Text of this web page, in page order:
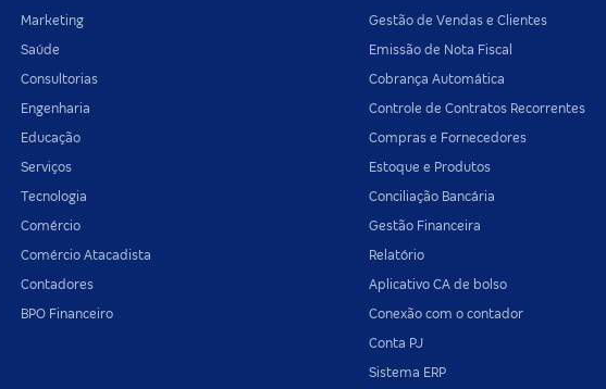
Marketing
Saúde
Consultorias
Engenharia
Educação
Serviços
Tecnologia
Comércio
Comércio Atacadista
Contadores
BPO Financeiro
Gestão de Vendas e Clientes
Emissão de Nota Fiscal
Cobrança Automática
Controle de Contratos Recorrentes
Compras e Fornecedores
Estoque e Produtos
Conciliação Bancária
Gestão Financeira
Relatório
Aplicativo CA de bolso
Conexão com o contador
Conta PJ
Sistema ERP